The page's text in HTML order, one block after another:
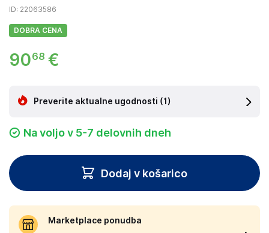
ID: 22063586
DOBRA CENA
9068 €
Preverite aktualne ugodnosti (1)
Na voljo v 5-7 delovnih dneh
Dodaj v košarico
Marketplace ponudba